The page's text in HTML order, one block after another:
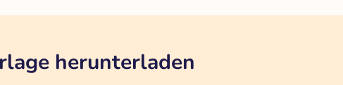
herunterladen